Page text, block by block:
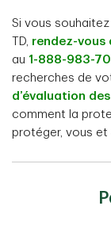
Si vous
TD, rendez-vous
au 1-888-983-
recherches de
d’évaluation
comment la
protéger, vous et